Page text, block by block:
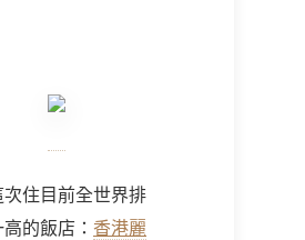
住目前全世界排
的飯店： 香港麗